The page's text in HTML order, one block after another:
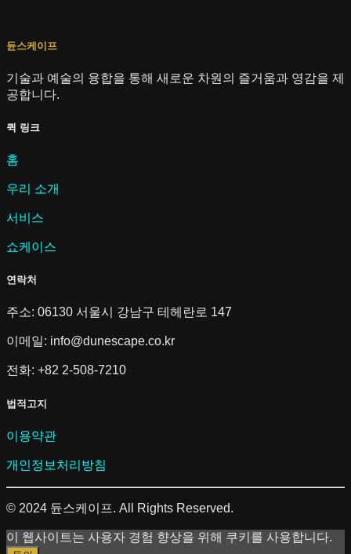
듄스케이프
기술과 예술의 융합을 통해 새로운 차원의 즐거움과 영감을 제
공합니다.
퀵 링크
홈
우리 소개
서비스
쇼케이스
연락처
주소: 06130 서울시 강남구 테헤란로 147
이메일: info@dunescape.co.kr
전화: +82 2-508-7210
법적고지
이용약관
개인정보처리방침
© 2024 듄스케이프. All Rights Reserved.
이 웹사이트는 사용자 경험 향상을 위해 쿠키를 사용합니다.